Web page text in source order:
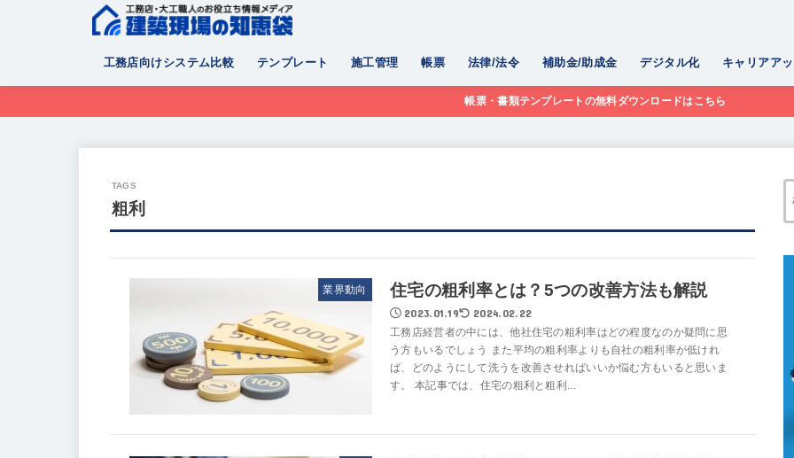
工務店向けシステム比較 テンプレート 施工管理 帳票 法律/法令 補助金/助成金 デジタル化 キャリアア
帳票・書類テンプレートの無料ダウンロードはこちら
粗利
業界動向 住宅の粗利率とは？5つの改善方法も解説
2023.01.19 2024.02.22
工務店経営者の中には、他社住宅の粗利率はどの程度なのか疑問に思
う方もいるでしょう また平均の粗利率よりも自社の粗利率が低けれ
ば、どのようにして洗うを改善させればいいか悩む方もいると思いま
す。 本記事では、住宅の粗利と粗利...